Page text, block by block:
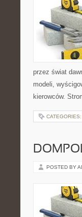
przez świat
modeli,
kierowców.
CATEGORIES:
POSTED BY